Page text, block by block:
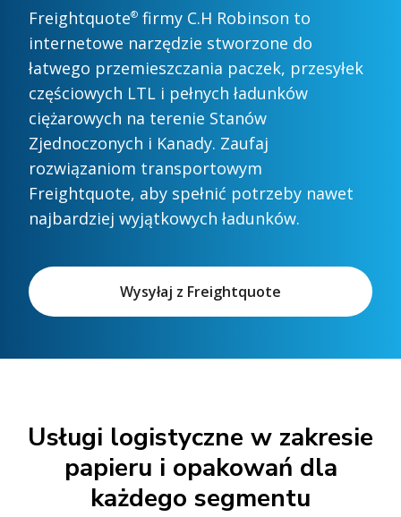
Freightquote® firmy C.H Robinson to
internetowe narzędzie stworzone do
łatwego przemieszczania paczek, przesyłek
częściowych LTL i pełnych ładunków
ciężarowych na terenie Stanów
Zjednoczonych i Kanady. Zaufaj
rozwiązaniom transportowym
Freightquote, aby spełnić potrzeby nawet
najbardziej wyjątkowych ładunków.
Wysyłaj z Freightquote
Usługi logistyczne w zakresie
papieru i opakowań dla
każdego segmentu